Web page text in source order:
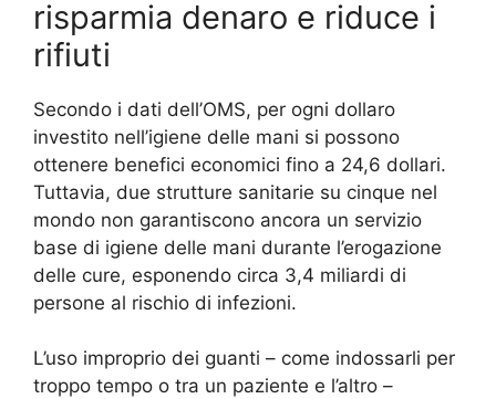
risparmia denaro e riduce i
rifiuti
Secondo i dati dell’OMS, per ogni dollaro
investito nell’igiene delle mani si possono
ottenere benefici economici fino a 24,6 dollari.
Tuttavia, due strutture sanitarie su cinque nel
mondo non garantiscono ancora un servizio
base di igiene delle mani durante l’erogazione
delle cure, esponendo circa 3,4 miliardi di
persone al rischio di infezioni.
L’uso improprio dei guanti – come indossarli per
troppo tempo o tra un paziente e l’altro –